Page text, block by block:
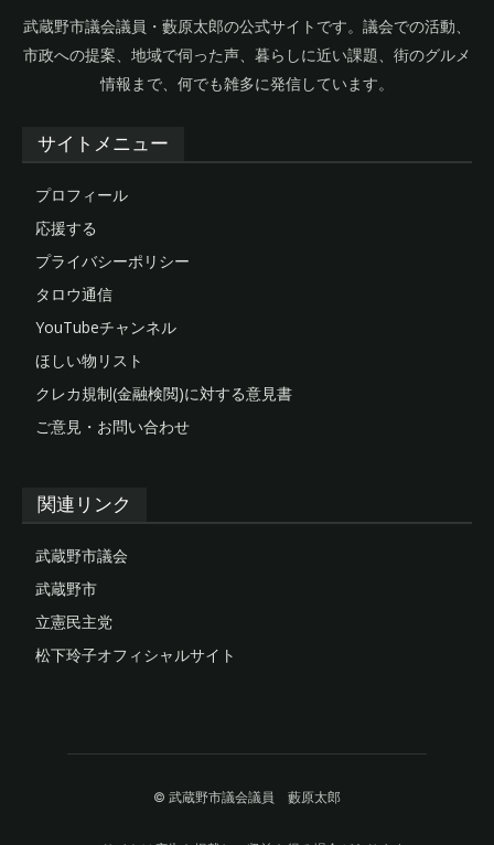
武蔵野市議会議員・藪原太郎の公式サイトです。議会での活動、
市政への提案、地域で伺った声、暮らしに近い課題、街のグルメ
情報まで、何でも雑多に発信しています。
サイトメニュー
プロフィール
応援する
プライバシーポリシー
タロウ通信
YouTubeチャンネル
ほしい物リスト
クレカ規制(金融検閲)に対する意見書
ご意見・お問い合わせ
関連リンク
武蔵野市議会
武蔵野市
立憲民主党
松下玲子オフィシャルサイト
© 武蔵野市議会議員 藪原太郎